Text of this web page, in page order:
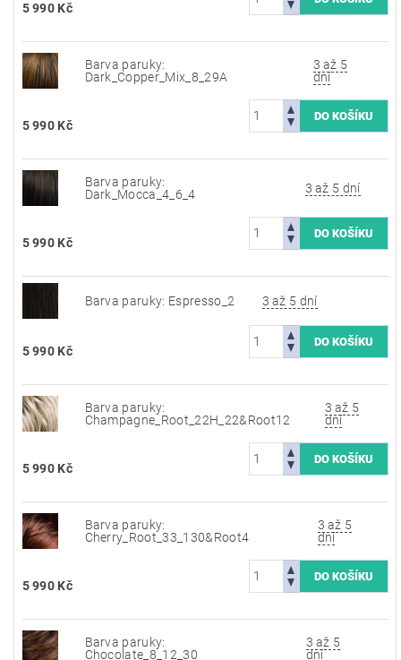
5 990 Kč
Barva paruky:
Dark_Copper_Mix_8_29A
3 až 5
dní
5 990 Kč
Barva paruky:
Dark_Mocca_4_6_4
3 až 5 dní
5 990 Kč
Barva paruky: Espresso_2 3 až 5 dní
5 990 Kč
Barva paruky:
Champagne_Root_22H_22&Root12
3 až 5
dní
5 990 Kč
Barva paruky:
Cherry_Root_33_130&Root4
3 až 5
dní
5 990 Kč
Barva paruky:
Chocolate_8_12_30
3 až 5
dní